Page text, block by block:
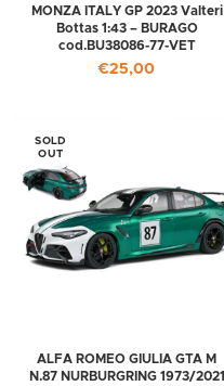
MONZA ITALY GP 2023 Valteri
Bottas 1:43 – BURAGO
cod.BU38086-77-VET
€25,00
SOLD
OUT
ALFA ROMEO GIULIA GTA M
N.87 NURBURGRING 1973/2021